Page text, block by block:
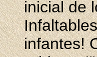
inicial de
infantes!